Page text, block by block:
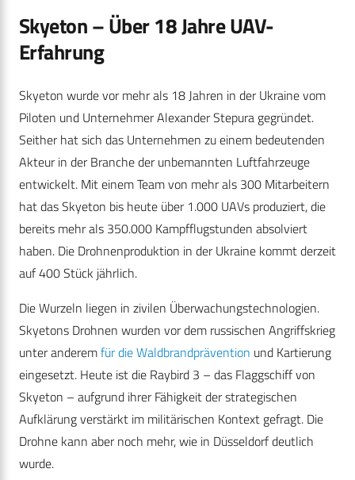
Skyeton – Über 18 Jahre UAV-
Erfahrung
Skyeton wurde vor mehr als 18 Jahren in der Ukraine vom
Piloten und Unternehmer Alexander Stepura gegründet.
Seither hat sich das Unternehmen zu einem bedeutenden
Akteur in der Branche der unbemannten Luftfahrzeuge
entwickelt. Mit einem Team von mehr als 300 Mitarbeitern
hat das Skyeton bis heute über 1.000 UAVs produziert, die
bereits mehr als 350.000 Kampfflugstunden absolviert
haben. Die Drohnenproduktion in der Ukraine kommt derzeit
auf 400 Stück jährlich.
Die Wurzeln liegen in zivilen Überwachungstechnologien.
Skyetons Drohnen wurden vor dem russischen Angriffskrieg
unter anderemfür die Waldbrandprävention und Kartierung
eingesetzt. Heute ist die Raybird 3 – das Flaggschiff von
Skyeton – aufgrund ihrer Fähigkeit der strategischen
Aufklärung verstärkt im militärischen Kontext gefragt. Die
Drohne kann aber noch mehr, wie in Düsseldorf deutlich
wurde.